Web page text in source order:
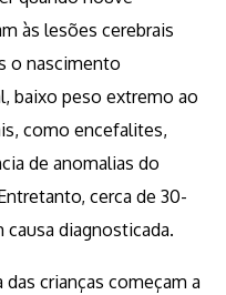
às lesões cerebrais
o nascimento
baixo peso extremo ao
como encefalites,
de anomalias do
cerca de 30-
causa diagnosticada.
das crianças começam a